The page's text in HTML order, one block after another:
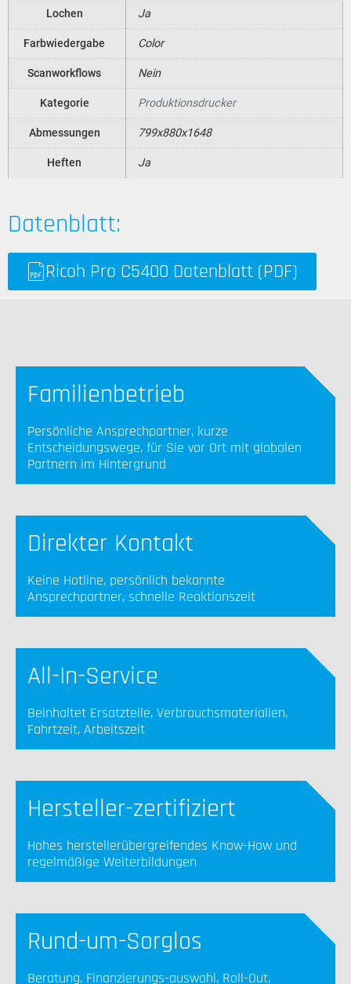
Lochen Ja
Farbwiedergabe Color
Scanworkflows Nein
Kategorie Produktionsdrucker
Abmessungen 799x880x1648
Heften Ja
Datenblatt:
Ricoh Pro C5400 Datenblatt (PDF)
Familienbetrieb
Persönliche Ansprechpartner, kurze
Entscheidungswege, für Sie vor Ort mit globalen
Partnern im Hintergrund
Direkter Kontakt
Keine Hotline, persönlich bekannte
Ansprechpartner, schnelle Reaktionszeit
All-In-Service
Beinhaltet Ersatzteile, Verbrauchsmaterialien,
Fahrtzeit, Arbeitszeit
Hersteller-zertifiziert
Hohes herstellerübergreifendes Know-How und
regelmäßige Weiterbildungen
Rund-um-Sorglos
Beratung, Finanzierungs-auswahl, Roll-Out,